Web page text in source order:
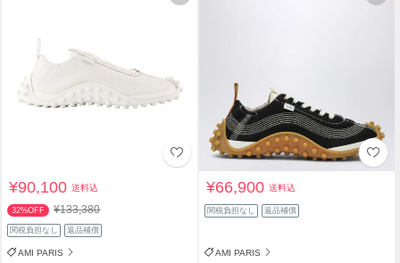
¥90,100送料込
32%OFF ¥133,380
関税負担なし 返品補償
AMI PARIS
¥66,900送料込
関税負担なし 返品補償
AMI PARIS